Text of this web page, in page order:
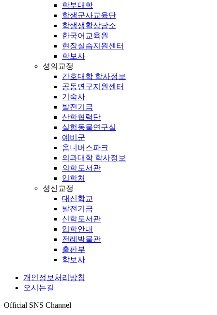
학부대학
학생군사교육단
학생생활상담소
한국어교육원
현장실습지원센터
학보사
성의교정
간호대학 학사정보
공동연구지원센터
기숙사
발전기금
산학협력단
실험동물연구실
예비군
옴니버스파크
의과대학 학사정보
의학도서관
입학처
성신교정
대신학교
발전기금
신학도서관
입학안내
전례박물관
출판부
학보사
개인정보처리방침
오시는길
Official SNS Channel